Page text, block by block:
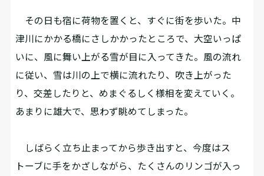
その日も宿に荷物を置くと、すぐに街を歩いた。中
津川にかかる橋にさしかかったところで、大空いっぱ
いに、風に舞い上がる雪が目に入ってきた。風の流れ
に従い、雪は川の上で横に流れたり、吹き上がった
り、交差したりと、めまぐるしく様相を変えていく。
あまりに雄大で、思わず眺めてしまった。
しばらく立ち止まってから歩き出すと、今度はス
トーブに手をかざしながら、たくさんのリンゴが入っ